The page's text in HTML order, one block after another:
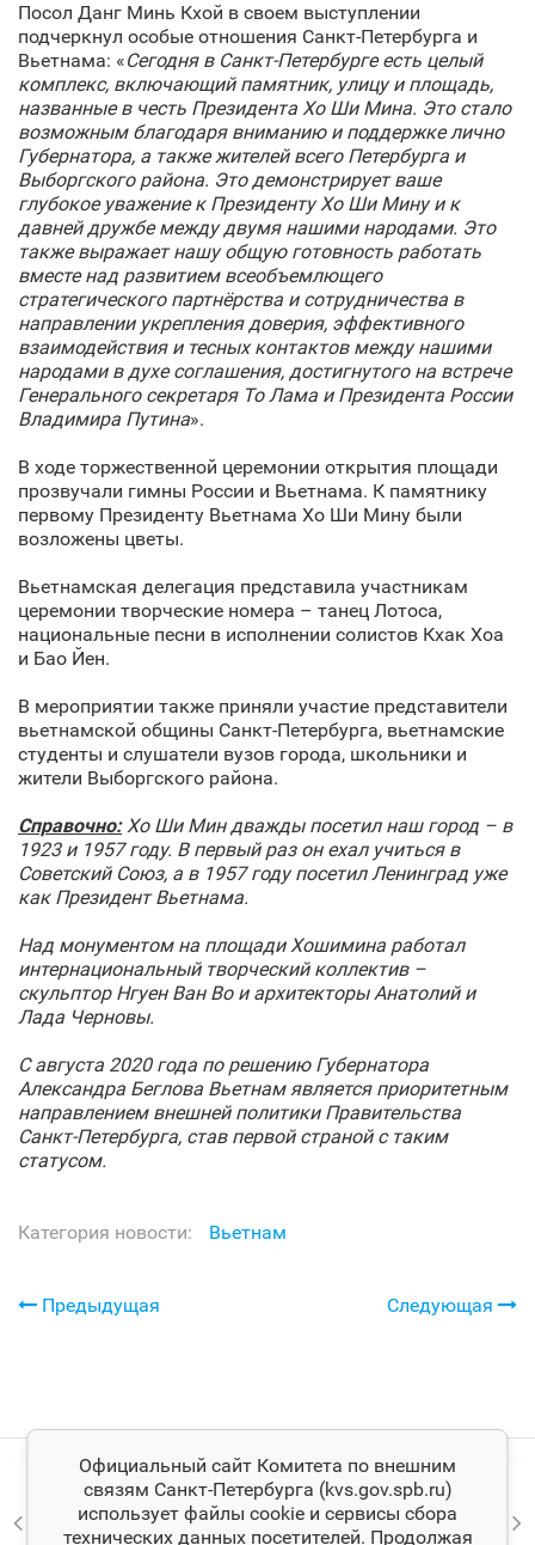
Посол Данг Минь Кхой в своем выступлении
подчеркнул особые отношения Санкт‑Петербурга и
Вьетнама: «Сегодня в Санкт‑Петербурге есть целый
комплекс, включающий памятник, улицу и площадь,
названные в честь Президента Хо Ши Мина. Это стало
возможным благодаря вниманию и поддержке лично
Губернатора, а также жителей всего Петербурга и
Выборгского района. Это демонстрирует ваше
глубокое уважение к Президенту Хо Ши Мину и к
давней дружбе между двумя нашими народами. Это
также выражает нашу общую готовность работать
вместе над развитием всеобъемлющего
стратегического партнёрства и сотрудничества в
направлении укрепления доверия, эффективного
взаимодействия и тесных контактов между нашими
народами в духе соглашения, достигнутого на встрече
Генерального секретаря То Лама и Президента России
Владимира Путина».
В ходе торжественной церемонии открытия площади
прозвучали гимны России и Вьетнама. К памятнику
первому Президенту Вьетнама Хо Ши Мину были
возложены цветы.
Вьетнамская делегация представила участникам
церемонии творческие номера – танец Лотоса,
национальные песни в исполнении солистов Кхак Хоа
и Бао Йен.
В мероприятии также приняли участие представители
вьетнамской общины Санкт‑Петербурга, вьетнамские
студенты и слушатели вузов города, школьники и
жители Выборгского района.
Справочно:Хо Ши Мин дважды посетил наш город – в
1923 и 1957 году. В первый раз он ехал учиться в
Советский Союз, а в 1957 году посетил Ленинград уже
как Президент Вьетнама.
Над монументом на площади Хошимина работал
интернациональный творческий коллектив –
скульптор Нгуен Ван Во и архитекторы Анатолий и
Лада Черновы.
С августа 2020 года по решению Губернатора
Александра Беглова Вьетнам является приоритетным
направлением внешней политики Правительства
Санкт‑Петербурга, став первой страной с таким
статусом.
Категория новости: Вьетнам
Предыдущая Следующая
Официальный сайт Комитета по внешним
связям Санкт‑Петербурга (kvs.gov.spb.ru)
использует файлы cookie и сервисы сбора
технических данных посетителей. Продолжая